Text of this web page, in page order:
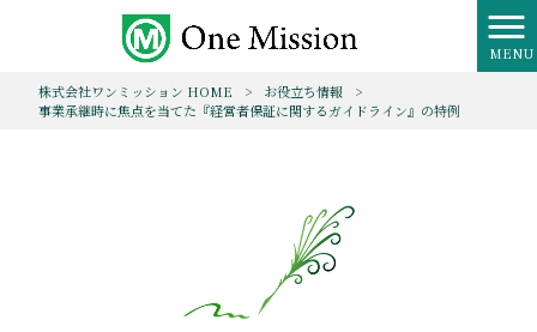
MENU
株式会社ワンミッション HOME
> お役立ち情報
>
事業承継時に焦点を当てた『経営者保証に関するガイドライン』の特例